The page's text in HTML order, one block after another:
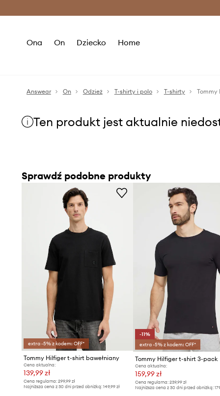
Ona On Dziecko Home
Answear On Odzież T-shirty i polo T-shirty Tommy
Ten produkt jest aktualnie
Sprawdź podobne produkty
extra -5% z kodem: OFF*
Tommy Hilfiger t-shirt bawełniany
Cena aktualna:
139,99 zł
Cena regularna: 299,99 zł
Najniższa cena z 30 dni przed obniżką: 149,99 zł
-11%
extra -5% z kodem: OFF*
Tommy Hilfiger t-shirt 3-pack
Cena aktualna:
159,99 zł
Cena regularna:239,99 zł
Najniższa cena z 30 dni przed obniżką: